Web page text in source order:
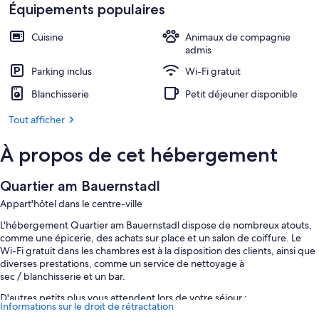
Équipements populaires
Cuisine
Animaux de compagnie
admis
Parking inclus
Wi-Fi gratuit
Blanchisserie
Petit déjeuner disponible
Tout afficher
À propos de cet hébergement
Quartier am Bauernstadl
Appart'hôtel dans le centre-ville
L'hébergement Quartier am Bauernstadl dispose de nombreux atouts,
comme une épicerie, des achats sur place et un salon de coiffure. Le
Wi-Fi gratuit dans les chambres est à la disposition des clients, ainsi que
diverses prestations, comme un service de nettoyage à
sec / blanchisserie et un bar.
D'autres petits plus vous attendent lors de votre séjour :
Informations sur le droit de rétractation